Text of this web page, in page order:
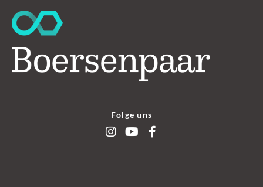
Folge uns